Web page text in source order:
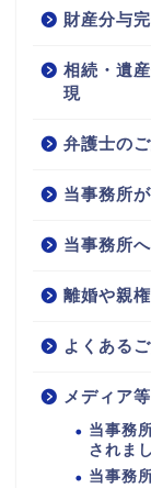
財産分与
相続・遺
現
弁護士の
当事務所
当事務所
離婚や親
よくある
メディア
当事務
されま
当事務